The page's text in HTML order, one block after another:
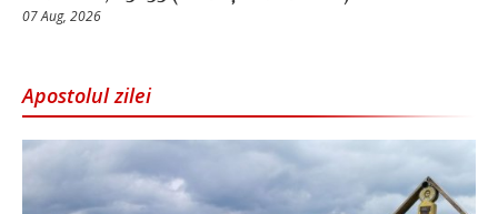
07 Aug, 2026
Apostolul zilei